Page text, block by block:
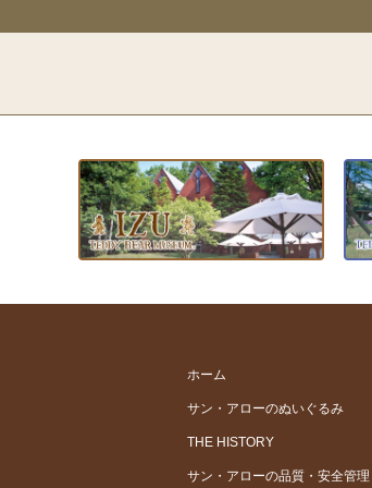
ホーム
サン・アローのぬいぐるみ
THE HISTORY
サン・アローの品質・安全管理